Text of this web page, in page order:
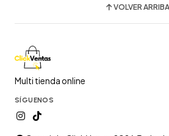
VOLVER ARRIBA
Multi tienda online
SÍGUENOS